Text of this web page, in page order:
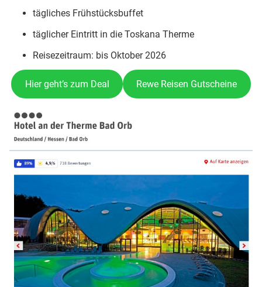
tägliches Frühstücksbuffet
täglicher Eintritt in die Toskana Therme
Reisezeitraum: bis Oktober 2026
Hier geht’s zum Deal Rewe Reisen Gutscheine